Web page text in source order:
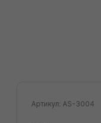
Артикул: AS-3004